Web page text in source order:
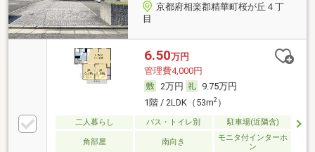
京都府相楽郡精華町桜が丘４丁
目
6.50万円
管理費4,000円
2万円
9.75万円
1階 / 2LDK（53m2）
二人暮らし バス・トイレ別 駐車場(近隣含)
角部屋 南向き
モニタ付インターホ
ン